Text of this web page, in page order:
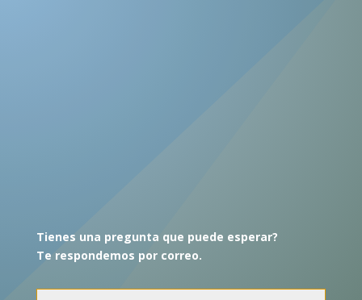
Tienes una pregunta que puede esperar?
Te respondemos por correo.